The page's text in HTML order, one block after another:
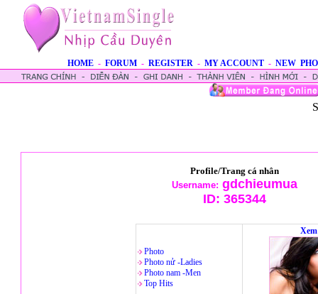
HOME - FORUM - REGISTER - MY ACCOUNT - NEW
Profile/Trang cá nhân
Username: gdchieumua
ID: 365344
Photo
Photo nử -Ladies
Photo nam -Men
Top Hits